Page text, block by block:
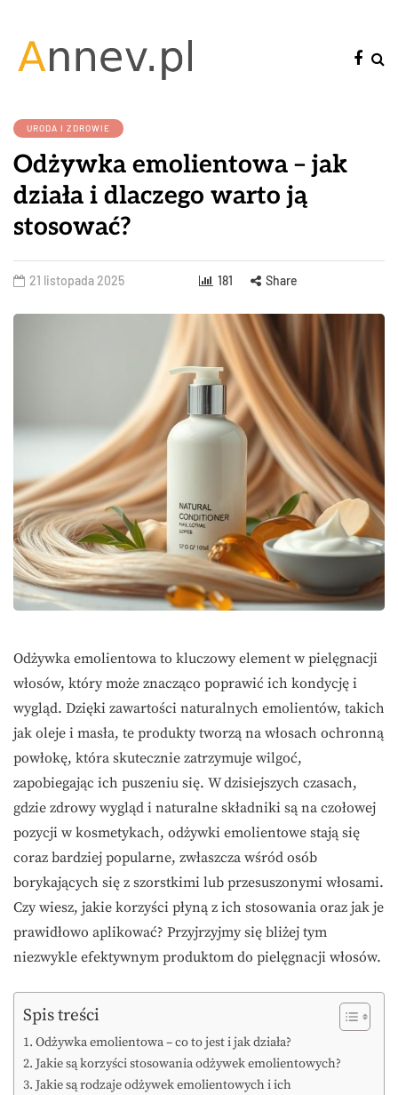
URODA I ZDROWIE
Odżywka emolientowa – jak
działa i dlaczego warto ją
stosować?
21 listopada 2025 181 Share
Odżywka emolientowa to kluczowy element w pielęgnacji
włosów, który może znacząco poprawić ich kondycję i
wygląd. Dzięki zawartości naturalnych emolientów, takich
jak oleje i masła, te produkty tworzą na włosach ochronną
powłokę, która skutecznie zatrzymuje wilgoć,
zapobiegając ich puszeniu się. W dzisiejszych czasach,
gdzie zdrowy wygląd i naturalne składniki są na czołowej
pozycji w kosmetykach, odżywki emolientowe stają się
coraz bardziej popularne, zwłaszcza wśród osób
borykających się z szorstkimi lub przesuszonymi włosami.
Czy wiesz, jakie korzyści płyną z ich stosowania oraz jak je
prawidłowo aplikować? Przyjrzyjmy się bliżej tym
niezwykle efektywnym produktom do pielęgnacji włosów.
Spis treści
Odżywka emolientowa – co to jest i jak działa?
Jakie są korzyści stosowania odżywek emolientowych?
Jakie są rodzaje odżywek emolientowych i ich